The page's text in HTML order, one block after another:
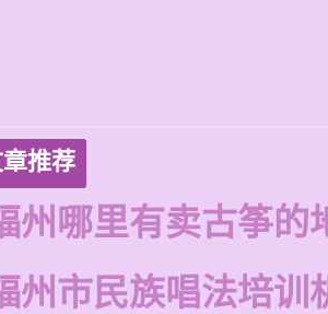
推荐
州哪里有卖古筝的
州市民族唱法培训